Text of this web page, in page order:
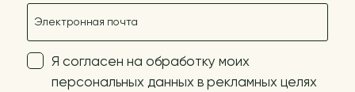
Я согласен на обработку моих
персональных данных в рекламных целях